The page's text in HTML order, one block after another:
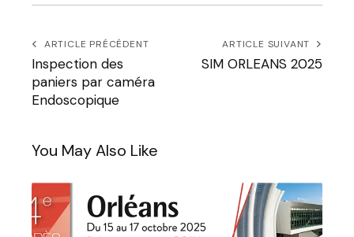
ARTICLE PRÉCÉDENT
Inspection des
paniers par caméra
Endoscopique
ARTICLE SUIVANT
SIM ORLEANS 2025
You May Also Like